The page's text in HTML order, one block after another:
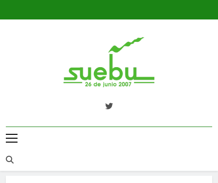
SUEBU
Sindicato Único Trabajadores UPM